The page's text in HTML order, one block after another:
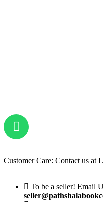
Customer Care: Contact us at
To be a seller! Email